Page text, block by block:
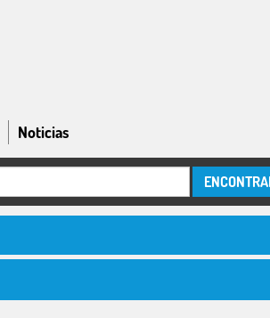
Noticias